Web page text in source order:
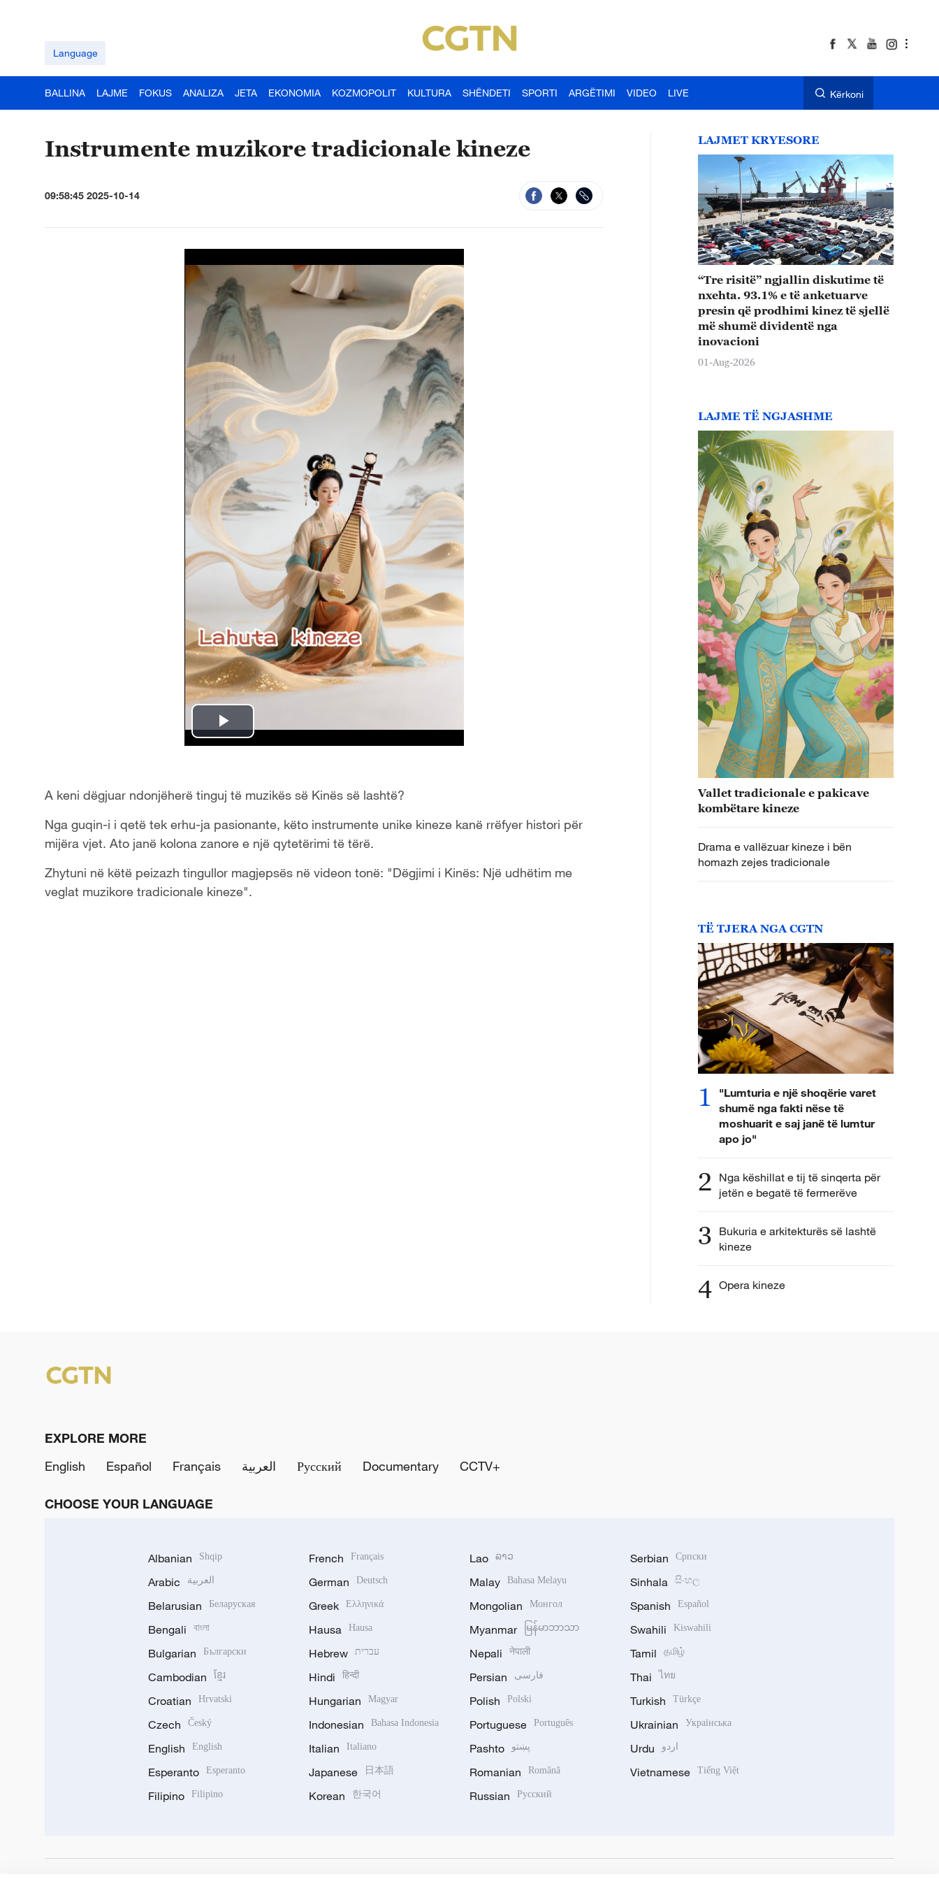
Language
BALLINA LAJME FOKUS ANALIZA JETA EKONOMIA KOZMOPOLIT KULTURA SHËNDETI SPORTI ARGËTIMI VIDEO LIVE Kërkoni
Instrumente muzikore tradicionale kineze
09:58:45 2025-10-14
P
a
y
i
A keni dëgjuar ndonjëherë tinguj të muzikës së Kinës së lashtë?
Nga guqin-i i qetë tek erhu-ja pasionante, këto instrumente unike kineze kanë rrëfyer histori për
mijëra vjet. Ato janë kolona zanore e një qytetërimi të tërë.
Zhytuni në këtë peizazh tingullor magjepsës në videon tonë: "Dëgjimi i Kinës: Një udhëtim me
veglat muzikore tradicionale kineze".
LAJMET KRYESORE
“Tre risitë” ngjallin diskutime të
nxehta. 93.1% e të anketuarve
presin që prodhimi kinez të sjellë
më shumë dividentë nga
inovacioni
01-Aug-2026
LAJME TË NGJASHME
Vallet tradicionale e pakicave
kombëtare kineze
Drama e vallëzuar kineze i bën
homazh zejes tradicionale
TË TJERA NGA CGTN
1
"Lumturia e një shoqërie varet
shumë nga fakti nëse të
moshuarit e saj janë të lumtur
apo jo"
2 Nga këshillat e tij të sinqerta për
jetën e begatë të fermerëve
3 Bukuria e arkitekturës së lashtë
kineze
4 Opera kineze
EXPLORE MORE
English
Español Français العربية Русский Documentary CCTV+
CHOOSE YOUR LANGUAGE
Albanian Shqip
Arabic العربية
Belarusian Беларуская
Bengali বাংলা
Bulgarian Български
Cambodian ខ្មែរ
Croatian Hrvatski
Czech Český
English English
Esperanto Esperanto
Filipino Filipino
French Français
German Deutsch
Greek Ελληνικά
Hausa Hausa
Hebrew עברית
Hindi हिन्दी
Hungarian Magyar
Indonesian Bahasa Indonesia
Italian Italiano
Japanese 日本語
Korean 한국어
Lao ລາວ
Malay Bahasa Melayu
Mongolian Монгол
Myanmar မြန်မာဘာသာ
Nepali नेपाली
Persian فارسی
Polish Polski
Portuguese Português
Pashto پښتو
Romanian Română
Russian Русский
Serbian Српски
Sinhala සිංහල
Spanish Español
Swahili Kiswahili
Tamil தமிழ்
Thai ไทย
Turkish Türkçe
Ukrainian Українська
Urdu اردو
Vietnamese Tiếng Việt